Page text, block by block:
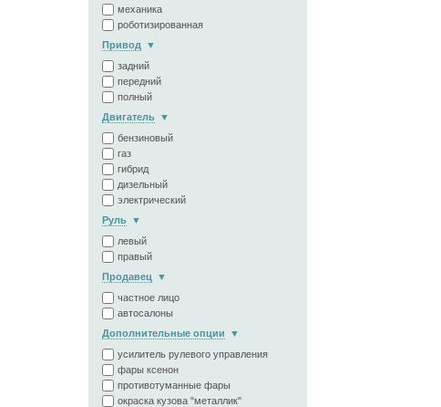
механика
роботизированная
Привод
задний
передний
полный
Двигатель
бензиновый
газ
гибрид
дизельный
электрический
Руль
левый
правый
Продавец
частное лицо
автосалоны
Дополнительные опции
усилитель рулевого управления
фары ксенон
противотуманные фары
окраска кузова "металлик"